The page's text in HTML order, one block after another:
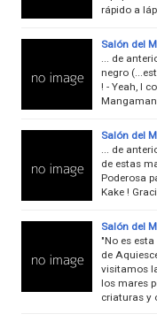
rápido a
Salón del
... de
negro
! - Yeah, I
Salón del
... de
de estas
Poderosa
Kake !
Salón del
"No es
de
visitamos
los mares
criaturas y